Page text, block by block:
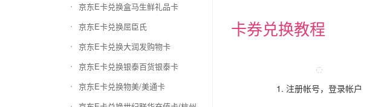
京东E卡兑换盒马生鲜礼品卡
京东E卡兑换屈臣氏
京东E卡兑换大润发购物卡
京东E卡兑换银泰百货银泰卡
京东E卡兑换物美/美通卡
卡券兑换教程
1. 注册帐号，登录帐户